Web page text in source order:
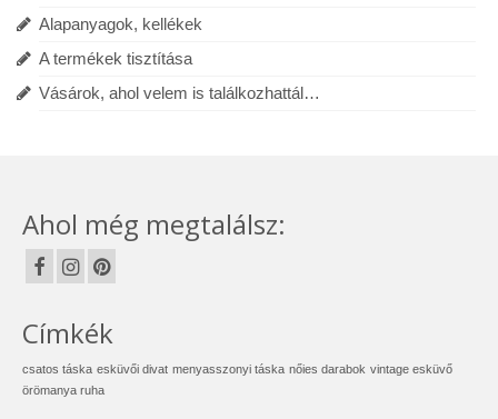
Alapanyagok, kellékek
A termékek tisztítása
Vásárok, ahol velem is találkozhattál…
Ahol még megtalálsz:
Címkék
csatos táska esküvői divat menyasszonyi táska nőies darabok vintage esküvő
örömanya ruha